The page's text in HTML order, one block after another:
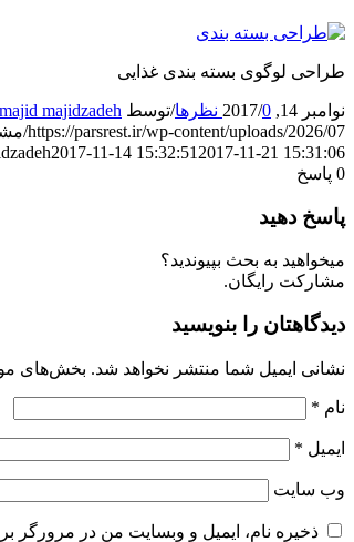
طراحی لوگوی بسته بندی غذایی
نوامبر 14, 2017 /0 نظرها /توسط majid majidzadeh
https://parsrest.ir/wp-content/uploads/2026/07/مشاوره-راه-اندازی-رستوران-پارس-2.png
2017-11-14 15:32:51 2017-11-21 15:31:06
0 پاسخ
پاسخ دهید
میخواهید به بحث بپیوندید؟
مشارکت رایگان.
دیدگاهتان را بنویسید
نشانی ایمیل شما منتشر نخواهد شد. بخش‌های
نام *
ایمیل *
وب‌ سایت
ذخیره نام، ایمیل و وبسایت من در مرورگر